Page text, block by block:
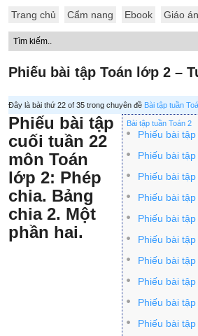
Trang chủ Cẩm nang Ebook Giáo án
Phiếu bài tập Toán lớp 2 –
Đây là bài thứ 22 of 35 trong chuyên đề Bài tập tuần
Bài tập tuần Toán 2
Phiếu bài
Phiếu bài
Phiếu bài
Phiếu bài
Phiếu bài
Phiếu bài
Phiếu bài
Phiếu bài
Phiếu bài
Phiếu bài
Phiếu bài tập
cuối tuần 22
môn Toán
lớp 2: Phép
chia. Bảng
chia 2. Một
phần hai.